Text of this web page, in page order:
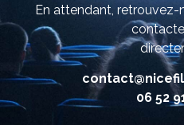
En attendant, retrouvez-
06 52